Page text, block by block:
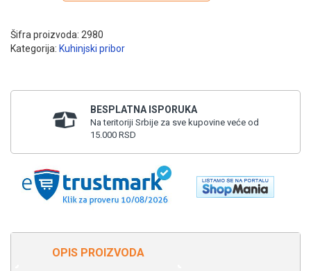
Šifra proizvoda: 2980
Kategorija: Kuhinjski pribor
BESPLATNA ISPORUKA
Na teritoriji Srbije za sve kupovine veće od
15.000 RSD
OPIS PROIZVODA